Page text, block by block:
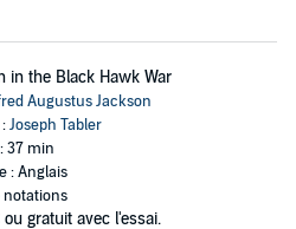
in the Black Hawk War
Augustus Jackson
Joseph Tabler
37 min
: Anglais
notations
ou gratuit avec l'essai.